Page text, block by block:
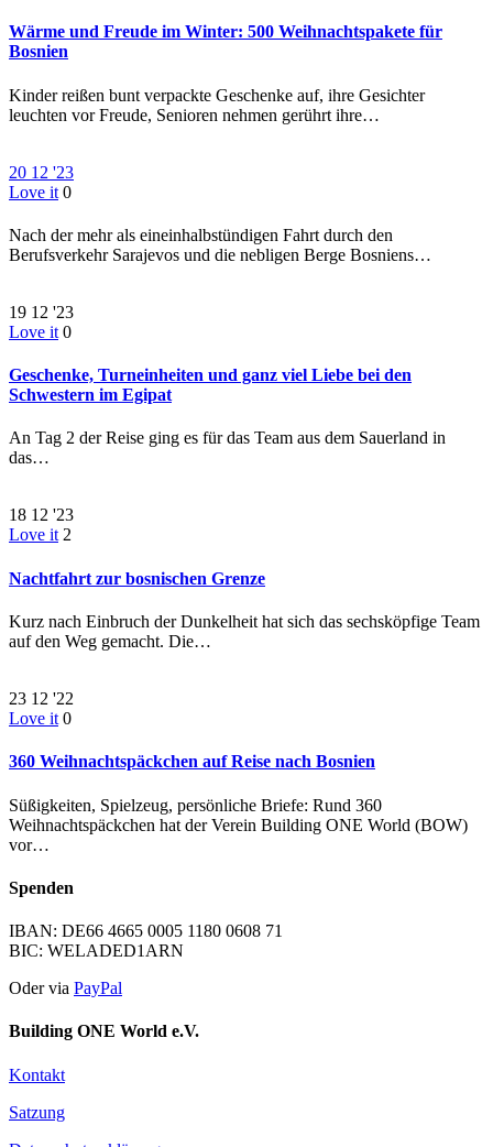
Wärme und Freude im Winter: 500 Weihnachtspakete für
Bosnien
Kinder reißen bunt verpackte Geschenke auf, ihre Gesichter
leuchten vor Freude, Senioren nehmen gerührt ihre…
20 12 '23
Love it 0
Nach der mehr als eineinhalbstündigen Fahrt durch den
Berufsverkehr Sarajevos und die nebligen Berge Bosniens…
19 12 '23
Love it 0
Geschenke, Turneinheiten und ganz viel Liebe bei den
Schwestern im Egipat
An Tag 2 der Reise ging es für das Team aus dem Sauerland in
das…
18 12 '23
Love it 2
Nachtfahrt zur bosnischen Grenze
Kurz nach Einbruch der Dunkelheit hat sich das sechsköpfige Team
auf den Weg gemacht. Die…
23 12 '22
Love it 0
360 Weihnachtspäckchen auf Reise nach Bosnien
Süßigkeiten, Spielzeug, persönliche Briefe: Rund 360
Weihnachtspäckchen hat der Verein Building ONE World (BOW)
vor…
Spenden
IBAN: DE66 4665 0005 1180 0608 71
BIC: WELADED1ARN
Oder via PayPal
Building ONE World e.V.
Kontakt
Satzung